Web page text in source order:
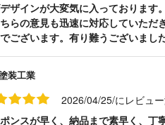
ザインが大変気に入っております
らの意見も迅速に対応していただ
ございます。有り難うございました
装工業
2026/04/25/にレビュ
ンスが早く、納品まで素早く、丁